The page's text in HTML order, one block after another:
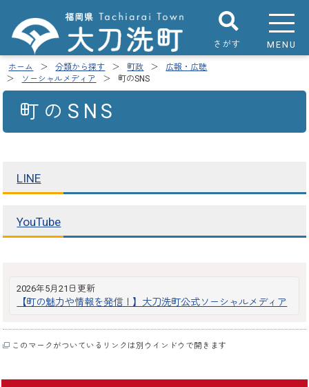
さがす MENU
ホーム 分類から探す 町政
広報・広聴
ソーシャルメディア
町のSNS
町のSNS
LINE
YouTube
2026年5月21日更新
【町の魅力や情報を発信！】大刀洗町公式ソーシャルメディア
このマークがついているリンクは別ウインドウで開きます